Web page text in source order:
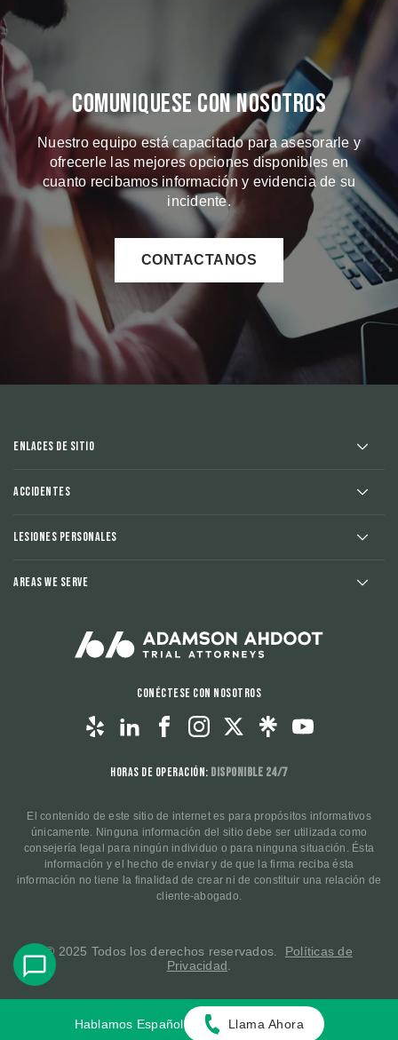
Comuniquese Con Nosotros
Nuestro equipo está capacitado para asesorarle y
ofrecerle las mejores opciones disponibles en
cuanto recibamos información y evidencia de su
incidente.
CONTACTANOS
Enlaces de sitio
Accidentes
Lesiones Personales
Areas We Serve
Conéctese con nosotros
Horas de operación: Disponible 24/7
El contenido de este sitio de internet es para propósitos informativos
únicamente. Ninguna información del sitio debe ser utilizada como
consejería legal para ningún individuo o para ninguna situación. Ésta
información y el hecho de enviar y de que la firma reciba ésta
información no tiene la finalidad de crear ni de constituir una relación de
cliente-abogado.
© 2025 Todos los derechos reservados. Políticas de
Privacidad
Hablamos Español Llama Ahora